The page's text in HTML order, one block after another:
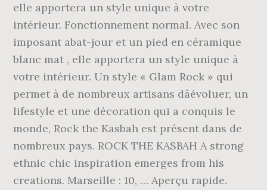
elle apportera un style unique à votre
intérieur. Fonctionnement normal. Avec son
imposant abat-jour et un pied en céramique
blanc mat , elle apportera un style unique à
votre intérieur. Un style « Glam Rock » qui
permet à de nombreux artisans dâévoluer, un
lifestyle et une décoration qui a conquis le
monde, Rock the Kasbah est présent dans de
nombreux pays. ROCK THE KASBAH A strong
ethnic chic inspiration emerges from his
creations. Marseille : 10, … Aperçu rapide.